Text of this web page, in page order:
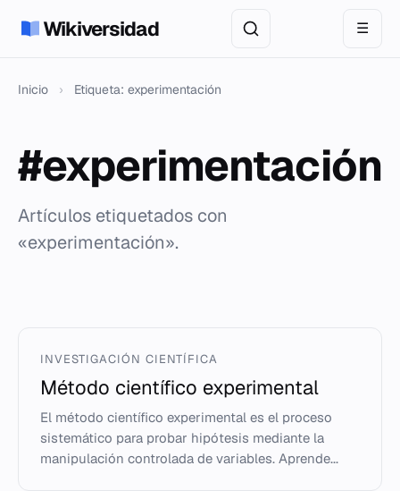
Wikiversidad ☰
Inicio › Etiqueta: experimentación
#experimentación
Artículos etiquetados con
«experimentación».
INVESTIGACIÓN CIENTÍFICA
Método científico experimental
El método científico experimental es el proceso
sistemático para probar hipótesis mediante la
manipulación controlada de variables. Aprende...